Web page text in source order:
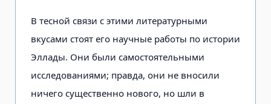
В тесной связи с этими литературными
вкусами стоят его научные работы по истории
Эллады. Они были самостоятельными
исследованиями; правда, они не вносили
ничего существенно нового, но шли в